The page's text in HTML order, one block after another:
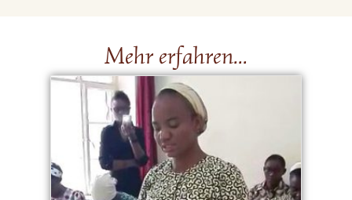
Mehr erfahren...